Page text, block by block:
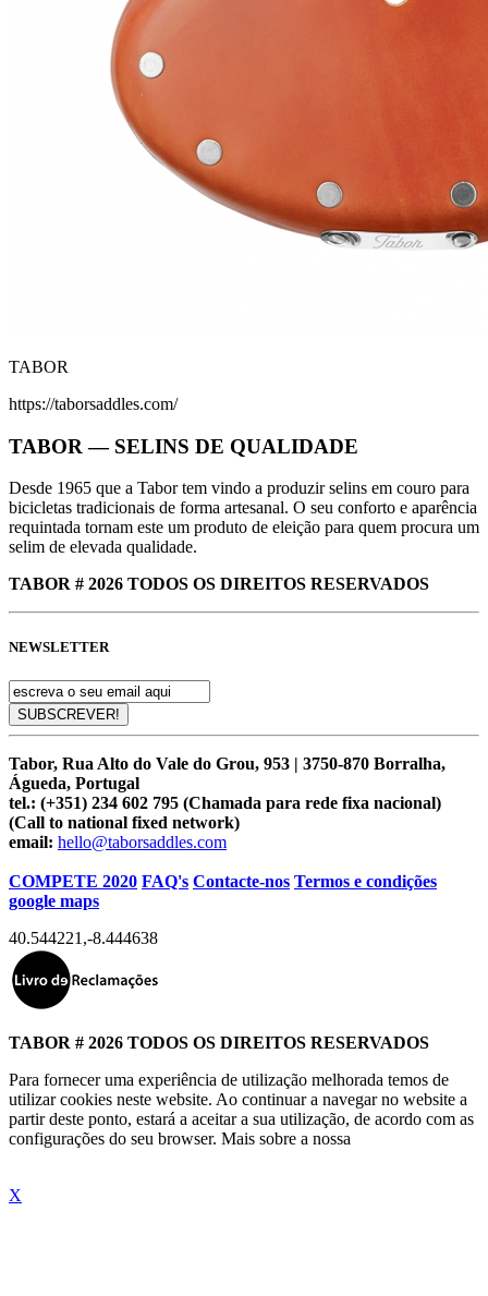
TABOR
https://taborsaddles.com/
TABOR — SELINS DE QUALIDADE
Desde 1965 que a Tabor tem vindo a produzir selins em couro para
bicicletas tradicionais de forma artesanal. O seu conforto e aparência
requintada tornam este um produto de eleição para quem procura um
selim de elevada qualidade.
TABOR # 2026 TODOS OS DIREITOS RESERVADOS
NEWSLETTER
Tabor, Rua Alto do Vale do Grou, 953 | 3750-870 Borralha,
Águeda, Portugal
tel.: (+351) 234 602 795 (Chamada para rede fixa nacional)
(Call to national fixed network)
email: hello@taborsaddles.com
COMPETE 2020 FAQ's Contacte-nos Termos e condições
google maps
40.544221 ,-8.444638
TABOR # 2026 TODOS OS DIREITOS RESERVADOS
Para fornecer uma experiência de utilização melhorada temos de
utilizar cookies neste website. Ao continuar a navegar no website a
partir deste ponto, estará a aceitar a sua utilização, de acordo com as
configurações do seu browser. Mais sobre a nossa
X